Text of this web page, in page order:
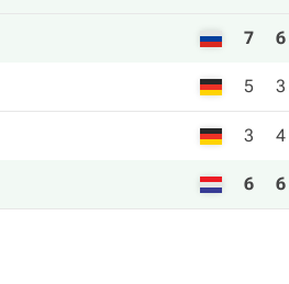
7 6
5 3
3 4
6 6